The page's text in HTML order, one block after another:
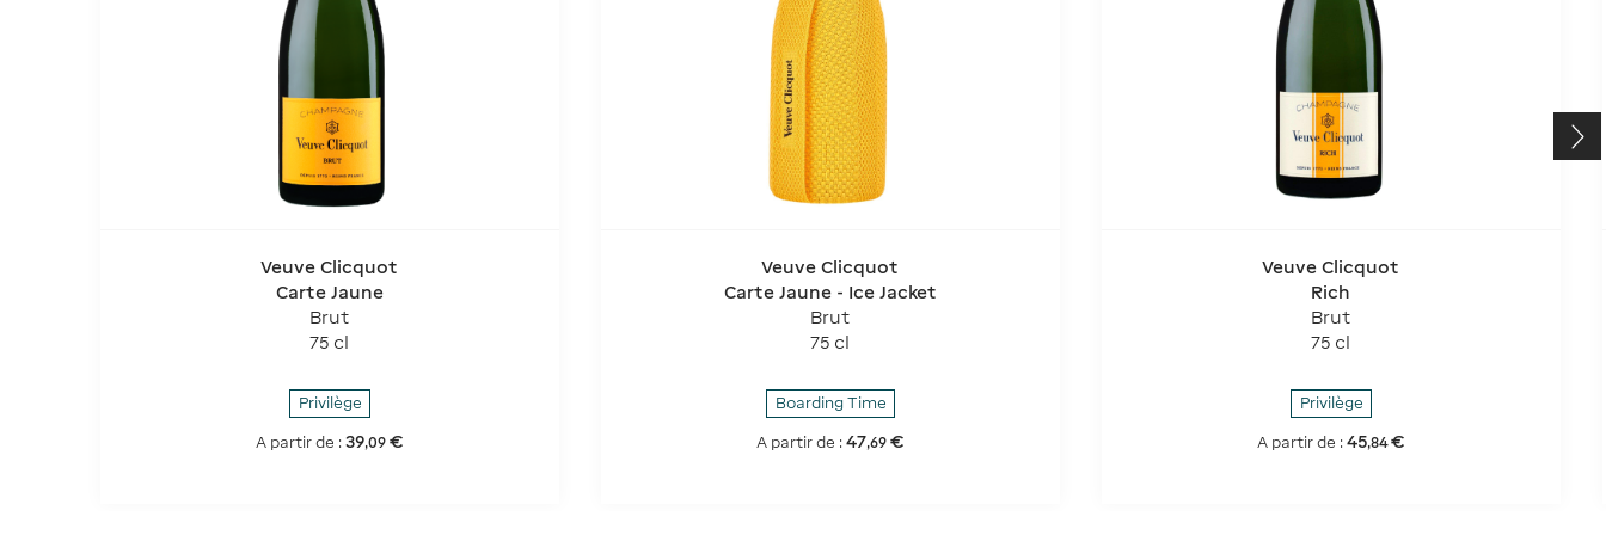
Veuve Clicquot
Carte Jaune
Brut
75 cl
Privilège
A partir de :39,09 €
Veuve Clicquot
Carte Jaune - Ice Jacket
Brut
75 cl
Boarding Time
A partir de :47,69 €
Veuve Clicquot
Rich
Brut
75 cl
Privilège
A partir de : 45,84€